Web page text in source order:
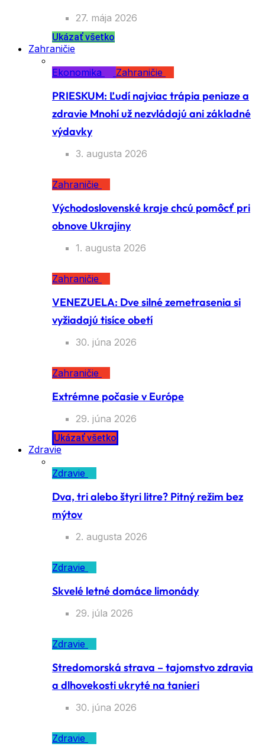
27. mája 2026
Ukázať všetko
Zahraničie
Ekonomika
Zahraničie
PRIESKUM: Ľudí najviac trápia peniaze a
zdravie Mnohí už nezvládajú ani základné
výdavky
3. augusta 2026
Zahraničie
Východoslovenské kraje chcú pomôcť pri
obnove Ukrajiny
1. augusta 2026
Zahraničie
VENEZUELA: Dve silné zemetrasenia si
vyžiadajú tisíce obetí
30. júna 2026
Zahraničie
Extrémne počasie v Európe
29. júna 2026
Ukázať všetko
Zdravie
Zdravie
Dva, tri alebo štyri litre? Pitný režim bez
mýtov
2. augusta 2026
Zdravie
Skvelé letné domáce limonády
29. júla 2026
Zdravie
Stredomorská strava – tajomstvo zdravia
a dlhovekosti ukryté na tanieri
30. júna 2026
Zdravie